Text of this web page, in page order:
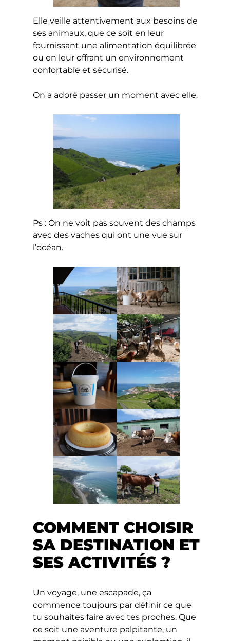
Elle veille attentivement aux besoins de
ses animaux, que ce soit en leur
fournissant une alimentation équilibrée
ou en leur offrant un environnement
confortable et sécurisé.
On a adoré passer un moment avec elle.
Ps : On ne voit pas souvent des champs
avec des vaches qui ont une vue sur
l’océan.
COMMENT CHOISIR
SA DESTINATION ET
SES ACTIVITÉS ?
Un voyage, une escapade, ça
commence toujours par définir ce que
tu souhaites faire avec tes proches. Que
ce soit une aventure palpitante, un